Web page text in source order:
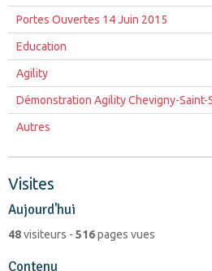
Portes Ouvertes 14 Juin 2015
Education
Agility
Démonstration Agility Chevigny-Saint-
Autres
Visites
Aujourd'hui
48visiteurs - 516pages vues
Contenu